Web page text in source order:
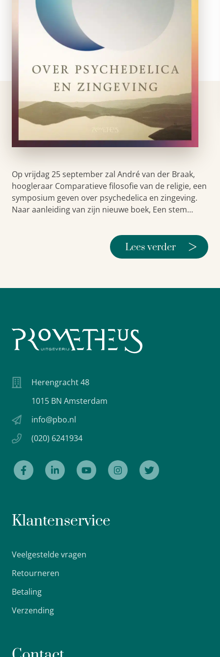
Op vrijdag 25 september zal André van der Braak,
hoogleraar Comparatieve filosofie van de religie, een
symposium geven over psychedelica en zingeving.
Naar aanleiding van zijn nieuwe boek, Een stem…
Lees verder >
Herengracht 48
1015 BN Amsterdam
info@pbo.nl
(020) 6241934
Klantenservice
Veelgestelde vragen
Retourneren
Betaling
Verzending